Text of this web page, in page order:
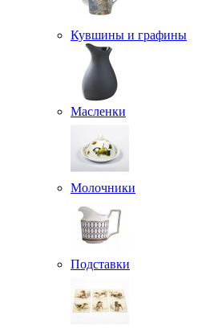
Кувшины и графины
Масленки
Молочники
Подставки